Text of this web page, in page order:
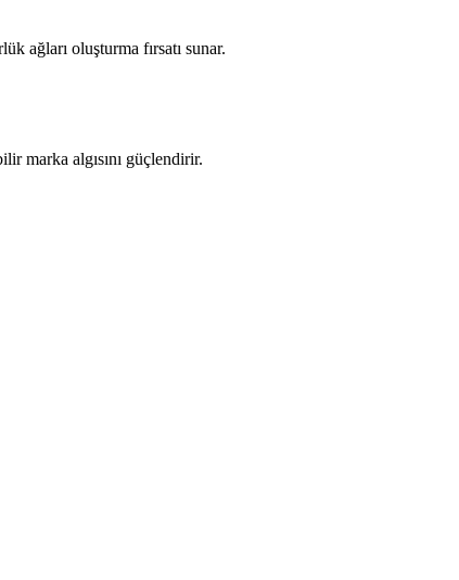
ağları oluşturma fırsatı sunar.
marka algısını güçlendirir.